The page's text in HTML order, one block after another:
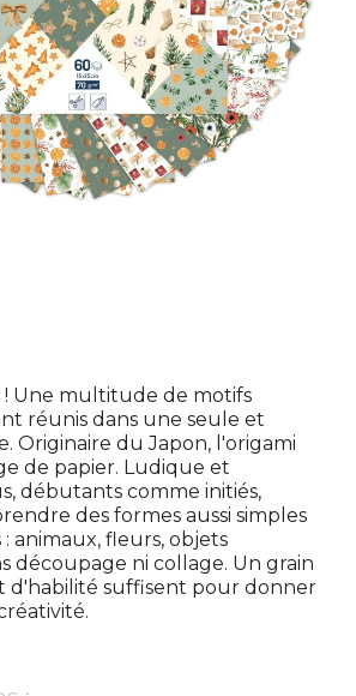
Une multitude de motifs
réunis dans une seule et
Originaire du Japon, l'origami
de papier. Ludique et
débutants comme initiés,
des formes aussi simples
animaux, fleurs, objets
découpage ni collage. Un grain
d'habilité suffisent pour donner